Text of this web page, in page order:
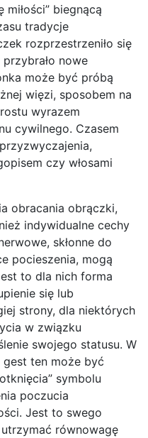
miłości” biegnącą
tradycje
rozprzestrzeniło się
nowe
może być próbą
więzi, sposobem na
wyrazem
cywilnego. Czasem
czy włosami
obracania obrączki,
indywidualne cechy
skłonne do
pocieszenia, mogą
to dla nich forma
się lub
strony, dla niektórych
w związku
swojego statusu. W
ten może być
symbolu
poczucia
Jest to swego
równowagę